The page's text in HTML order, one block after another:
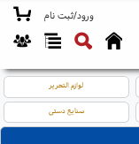
ورود/ثبت نام
لوازم التحریر
صنایع دستی